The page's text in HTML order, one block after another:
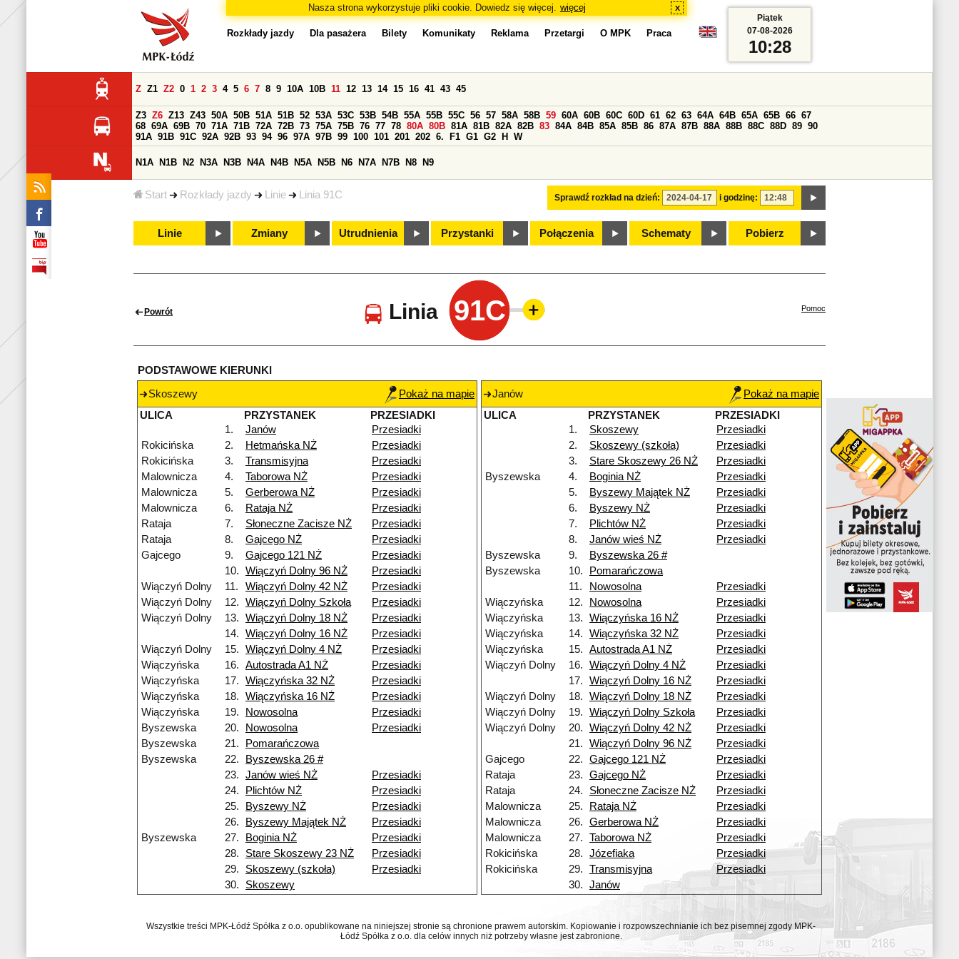
Nasza strona wykorzystuje pliki cookie. Dowiedz się więcej. więcej x
Start Rozkłady jazdy Linie Linia 91C
Rozkłady jazdy Dla pasażera Bilety Komunikaty Reklama Przetargi O MPK Praca
Sprawdź rozkład na dzień: i godzinę:
Z Z1 Z2 0 1 2 3 4 5 6 7 8 9 10A 10B 11 12 13 14 15 16 41 43 45
Z3 Z6 Z13 Z43 50A 50B 51A 51B 52 53A 53C 53B 54B 55A 55B 55C 56 57 58A 58B 59 60A 60B 60C 60D 61 62 63 64A 64B 65A 65B 66 67
68 69A 69B 70 71A 71B 72A 72B 73 75A 75B 76 77 78 80A 80B 81A 81B 82A 82B 83 84A 84B 85A 85B 86 87A 87B 88A 88B 88C 88D 89 90
91A 91B 91C 92A 92B 93 94 96 97A 97B 99 100 101 201 202 6. F1 G1 G2 H W
N1A N1B N2 N3A N3B N4A N4B N5A N5B N6 N7A N7B N8 N9
Linie Zmiany Utrudnienia Przystanki Połączenia Schematy Pobierz
Piątek
07-08-2026
10:28
Powrót Linia 91C Pomoc
PODSTAWOWE KIERUNKI
Skoszewy
Pokaż na mapie
ULICA
PRZYSTANEK
PRZESIADKI
1.
Janów
Przesiadki
Rokicińska
2. Hetmańska NŻ
Przesiadki
Rokicińska
3. Transmisyjna
Przesiadki
Malownicza
4. Taborowa NŻ
Przesiadki
Malownicza
5. Gerberowa NŻ
Przesiadki
Malownicza
6. Rataja NŻ
Przesiadki
Rataja
7. Słoneczne Zacisze NŻ
Przesiadki
Rataja
8. Gajcego NŻ
Przesiadki
Gajcego
9. Gajcego 121 NŻ
Przesiadki
10.
Wiączyń Dolny 96 NŻ
Przesiadki
Wiączyń Dolny
11. Wiączyń Dolny 42 NŻ
Przesiadki
Wiączyń Dolny
12. Wiączyń Dolny Szkoła
Przesiadki
Wiączyń Dolny
13. Wiączyń Dolny 18 NŻ
Przesiadki
14.
Wiączyń Dolny 16 NŻ
Przesiadki
Wiączyń Dolny
15. Wiączyń Dolny 4 NŻ
Przesiadki
Wiączyńska
16. Autostrada A1 NŻ
Przesiadki
Wiączyńska
17. Wiączyńska 32 NŻ
Przesiadki
Wiączyńska
18. Wiączyńska 16 NŻ
Przesiadki
Wiączyńska
19. Nowosolna
Przesiadki
Byszewska
20. Nowosolna
Przesiadki
Byszewska
21.
Pomarańczowa
Byszewska
22.
Byszewska 26 #
23.
Janów wieś NŻ
Przesiadki
24.
Plichtów NŻ
Przesiadki
25.
Byszewy NŻ
Przesiadki
26.
Byszewy Majątek NŻ
Przesiadki
Byszewska
27. Boginia NŻ
Przesiadki
28.
Stare Skoszewy 23 NŻ
Przesiadki
29.
Skoszewy (szkoła)
Przesiadki
30.
Skoszewy
Janów
Pokaż na mapie
ULICA
PRZYSTANEK
PRZESIADKI
1.
Skoszewy
Przesiadki
2.
Skoszewy (szkoła)
Przesiadki
3.
Stare Skoszewy 26 NŻ
Przesiadki
Byszewska
4. Boginia NŻ
Przesiadki
5.
Byszewy Majątek NŻ
Przesiadki
6.
Byszewy NŻ
Przesiadki
7.
Plichtów NŻ
Przesiadki
8.
Janów wieś NŻ
Przesiadki
Byszewska
9.
Byszewska 26 #
Byszewska
10.
Pomarańczowa
11.
Nowosolna
Przesiadki
Wiączyńska
12. Nowosolna
Przesiadki
Wiączyńska
13. Wiączyńska 16 NŻ
Przesiadki
Wiączyńska
14. Wiączyńska 32 NŻ
Przesiadki
Wiączyńska
15. Autostrada A1 NŻ
Przesiadki
Wiączyń Dolny
16. Wiączyń Dolny 4 NŻ
Przesiadki
17.
Wiączyń Dolny 16 NŻ
Przesiadki
Wiączyń Dolny
18. Wiączyń Dolny 18 NŻ
Przesiadki
Wiączyń Dolny
19. Wiączyń Dolny Szkoła
Przesiadki
Wiączyń Dolny
20. Wiączyń Dolny 42 NŻ
Przesiadki
21.
Wiączyń Dolny 96 NŻ
Przesiadki
Gajcego
22. Gajcego 121 NŻ
Przesiadki
Rataja
23. Gajcego NŻ
Przesiadki
Rataja
24. Słoneczne Zacisze NŻ
Przesiadki
Malownicza
25. Rataja NŻ
Przesiadki
Malownicza
26. Gerberowa NŻ
Przesiadki
Malownicza
27. Taborowa NŻ
Przesiadki
Rokicińska
28. Józefiaka
Przesiadki
Rokicińska
29. Transmisyjna
Przesiadki
30.
Janów
Wszystkie treści MPK-Łódź Spółka z o.o. opublikowane na niniejszej stronie są chronione prawem autorskim. Kopiowanie i rozpowszechnianie ich bez pisemnej zgody MPK-
Łódź Spółka z o.o. dla celów innych niż potrzeby własne jest zabronione.